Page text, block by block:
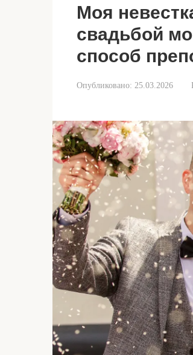
Моя
свадьбой
способ
Опубликовано: 25.03.2026